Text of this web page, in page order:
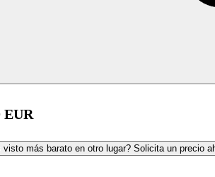
EUR
visto más barato en otro lugar? Solicita un precio